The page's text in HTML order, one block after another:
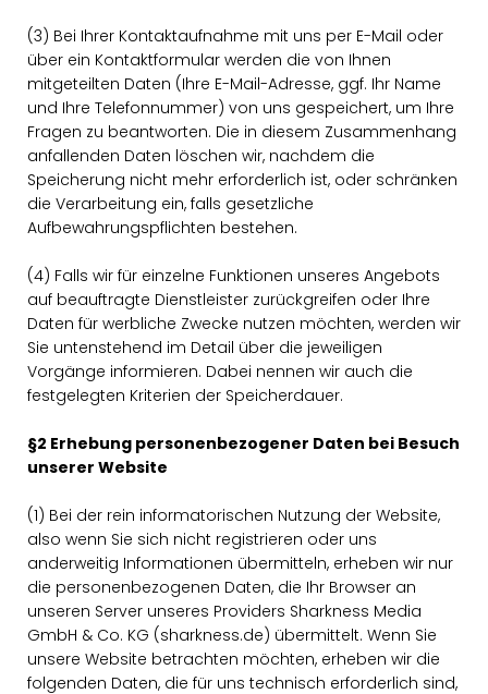
(3) Bei Ihrer Kontaktaufnahme mit uns per E-Mail oder
über ein Kontaktformular werden die von Ihnen
mitgeteilten Daten (Ihre E-Mail-Adresse, ggf. Ihr Name
und Ihre Telefonnummer) von uns gespeichert, um Ihre
Fragen zu beantworten. Die in diesem Zusammenhang
anfallenden Daten löschen wir, nachdem die
Speicherung nicht mehr erforderlich ist, oder schränken
die Verarbeitung ein, falls gesetzliche
Aufbewahrungspflichten bestehen.
(4) Falls wir für einzelne Funktionen unseres Angebots
auf beauftragte Dienstleister zurückgreifen oder Ihre
Daten für werbliche Zwecke nutzen möchten, werden wir
Sie untenstehend im Detail über die jeweiligen
Vorgänge informieren. Dabei nennen wir auch die
festgelegten Kriterien der Speicherdauer.
§2 Erhebung personenbezogener Daten bei Besuch
unserer Website
(1) Bei der rein informatorischen Nutzung der Website,
also wenn Sie sich nicht registrieren oder uns
anderweitig Informationen übermitteln, erheben wir nur
die personenbezogenen Daten, die Ihr Browser an
unseren Server unseres Providers Sharkness Media
GmbH & Co. KG (sharkness.de) übermittelt. Wenn Sie
unsere Website betrachten möchten, erheben wir die
folgenden Daten, die für uns technisch erforderlich sind,